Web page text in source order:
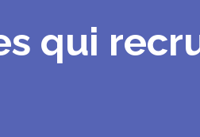
qui